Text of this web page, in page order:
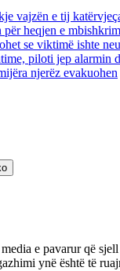
vajzën e tij
heqjen e
se viktimë ishte
piloti jep alarmin
njerëz evakuohen
e pavarur që
ynë është të